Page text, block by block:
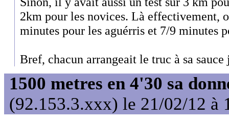
2km pour les novices. Là effectivement,
minutes pour les aguérris et 7/9 minutes
Bref, chacun arrangeait le truc à sa
1500 metres en 4'30 sa
(92.153.3.xxx) le 21/02/12 à